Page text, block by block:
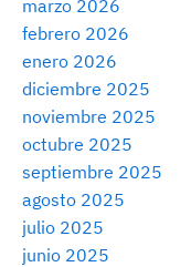
marzo 2026
febrero 2026
enero 2026
diciembre 2025
noviembre 2025
octubre 2025
septiembre 2025
agosto 2025
julio 2025
junio 2025